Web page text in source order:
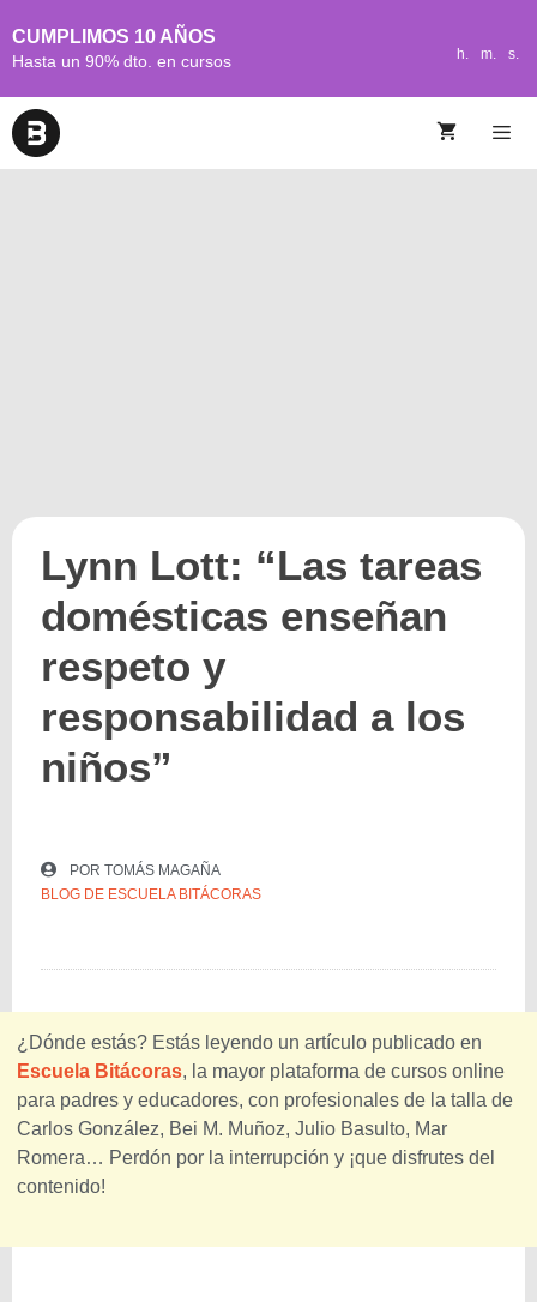
CUMPLIMOS 10 AÑOS
Hasta un 90% dto. en cursos h. m. s.
Lynn Lott: “Las tareas
domésticas enseñan
respeto y
responsabilidad a los
niños”
POR TOMÁS MAGAÑA
BLOG DE ESCUELA BITÁCORAS
¿Dónde estás? Estás leyendo un artículo publicado en
Escuela Bitácoras, la mayor plataforma de cursos online
para padres y educadores, con profesionales de la talla de
Carlos González, Bei M. Muñoz, Julio Basulto, Mar
Romera… Perdón por la interrupción y ¡que disfrutes del
contenido!